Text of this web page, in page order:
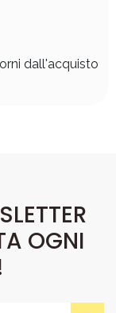
dall'acquisto
OGNI